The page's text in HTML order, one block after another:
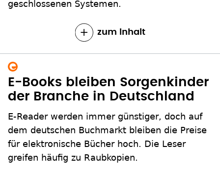
geschlossenen Systemen.
zum Inhalt
E-Books bleiben Sorgenkinder
der Branche in Deutschland
E-Reader werden immer günstiger, doch auf
dem deutschen Buchmarkt bleiben die Preise
für elektronische Bücher hoch. Die Leser
greifen häufig zu Raubkopien.